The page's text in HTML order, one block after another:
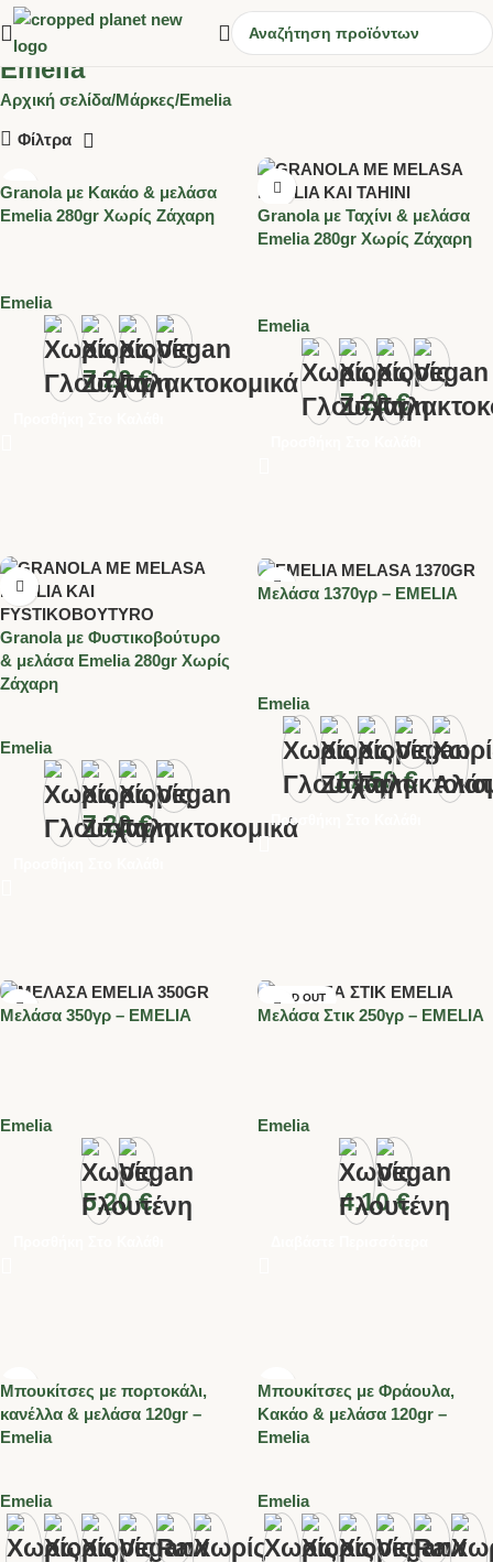
Emelia
Αρχική σελίδα Μάρκες Emelia
Φίλτρα
Granola με Κακάο & μελάσα
Emelia 280gr Χωρίς Ζάχαρη
Emelia
7.20€
Granola με Ταχίνι & μελάσα
Emelia 280gr Χωρίς Ζάχαρη
Emelia
7.20€
Granola με Φυστικοβούτυρο
& μελάσα Emelia 280gr Χωρίς
Ζάχαρη
Emelia
7.20€
Mελάσα 1370γρ – EMELIA
Emelia
17.50€
Προσθήκη Στο Καλάθι
Mελάσα 350γρ – EMELIA
Emelia
5.20€
SOLD OUT
Mελάσα Στικ 250γρ – EMELIA
Emelia
4.10€
Μπουκίτσες με πορτοκάλι,
κανέλλα & μελάσα 120gr –
Emelia
Emelia
Μπουκίτσες με Φράουλα,
Κακάο & μελάσα 120gr –
Emelia
Emelia